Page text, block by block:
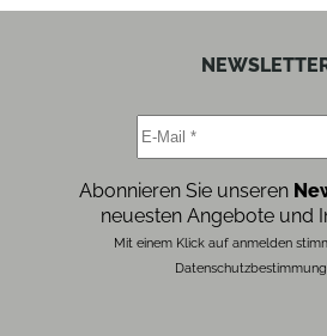
Abonnieren Sie unseren
neuesten Angebote und
Mit einem Klick auf anmelden